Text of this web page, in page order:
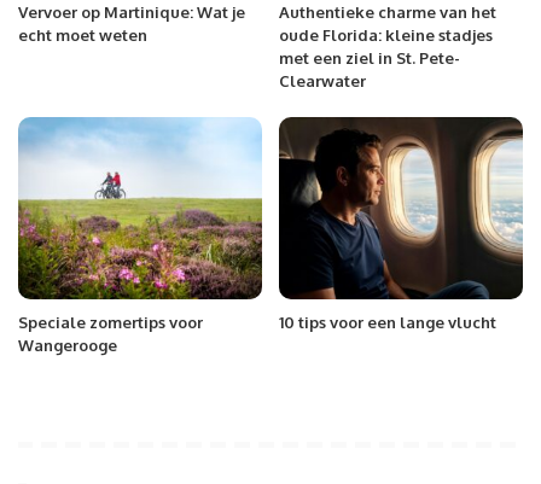
Vervoer op Martinique: Wat je
echt moet weten
Authentieke charme van het
oude Florida: kleine stadjes
met een ziel in St. Pete-
Clearwater
Speciale zomertips voor
Wangerooge
10 tips voor een lange vlucht